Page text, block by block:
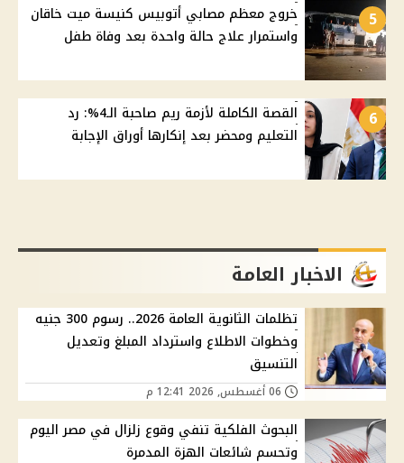
5
خروج معظم مصابي أتوبيس كنيسة ميت خاقان
واستمرار علاج حالة واحدة بعد وفاة طفل
6
القصة الكاملة لأزمة ريم صاحبة الـ4%: رد
التعليم ومحضر بعد إنكارها أوراق الإجابة
الاخبار العامة
تظلمات الثانوية العامة 2026.. رسوم 300 جنيه
وخطوات الاطلاع واسترداد المبلغ وتعديل
التنسيق
البحوث الفلكية تنفي وقوع زلزال في مصر اليوم
وتحسم شائعات الهزة المدمرة